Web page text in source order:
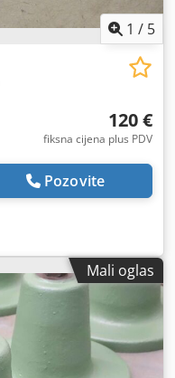
1 / 5
120 €
fiksna cijena plus PDV
Pozovite
Mali oglas